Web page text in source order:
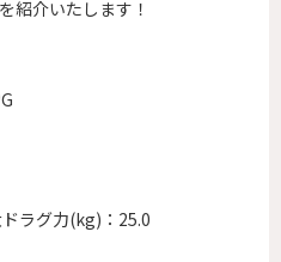
紹介いたします！
ラグ力(kg)：25.0